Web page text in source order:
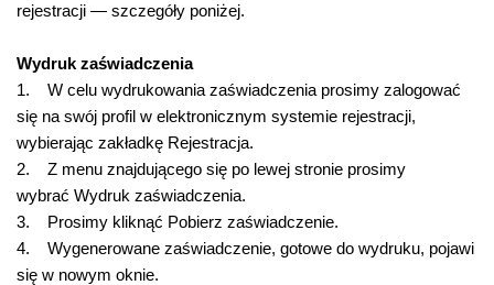
rejestracji — szczegóły poniżej.
Wydruk zaświadczenia
1. W celu wydrukowania zaświadczenia prosimy zalogować
się na swój profil w elektronicznym systemie rejestracji,
wybierając zakładkę Rejestracja.
2. Z menu znajdującego się po lewej stronie prosimy
wybrać Wydruk zaświadczenia.
3. Prosimy kliknąć Pobierz zaświadczenie.
4. Wygenerowane zaświadczenie, gotowe do wydruku, pojawi
się w nowym oknie.